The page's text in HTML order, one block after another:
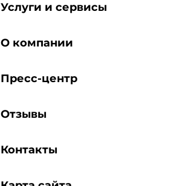
Услуги и сервисы
О компании
Пресс-центр
Отзывы
Контакты